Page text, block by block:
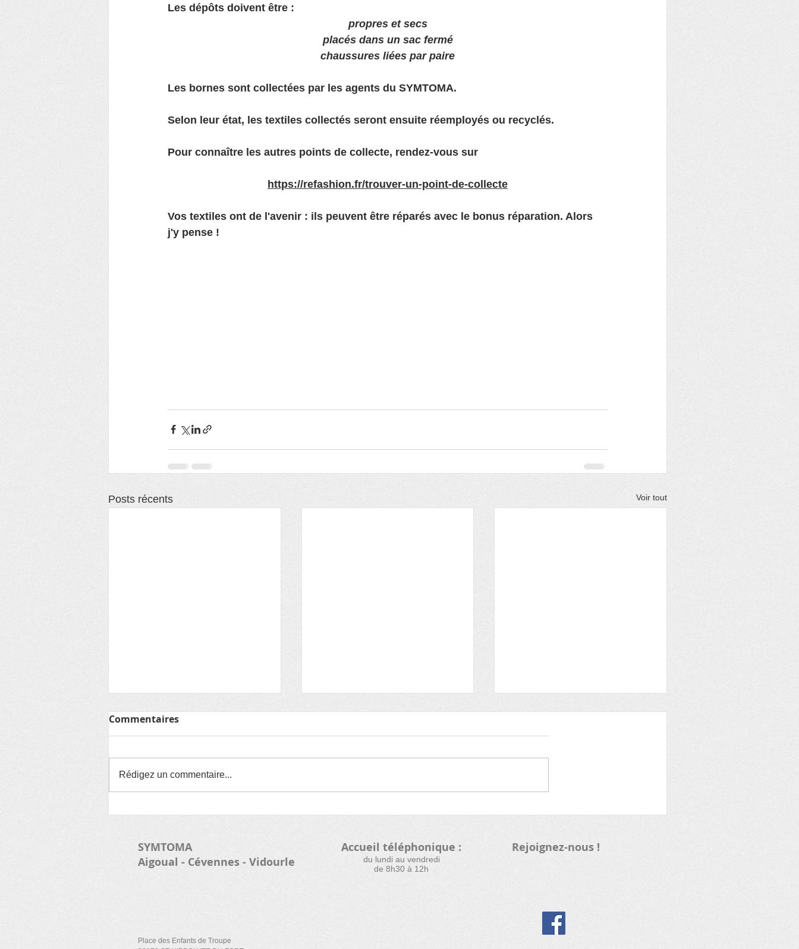
Les dépôts doivent être :
propres et secs
placés dans un sac fermé
chaussures liées par paire
Les bornes sont collectées par les agents du SYMTOMA.
Selon leur état, les textiles collectés seront ensuite réemployés ou recyclés.
Pour connaître les autres points de collecte, rendez-vous sur
https://refashion.fr/trouver-un-point-de-collecte
Vos textiles ont de l'avenir : ils peuvent être réparés avec le bonus réparation. Alors
j'y pense !
Posts récents Voir tout
Le nouveau Président
l'exécutif du Symtoma ont
pris leurs fonctions
Nouvelle filière de
désormais, vos poêles et
casseroles se recyclent !
Re_fashion et la filière
Commentaires
Rédigez un commentaire...
SYMTOMA
Aigoual - Cévennes - Vidourle
Accueil téléphonique :
​du lundi au vendredi
de 8h30 à 12h
Rejoignez-nous !
Place des Enfants de Troupe